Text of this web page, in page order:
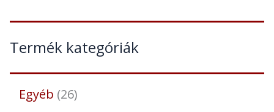
Termék kategóriák
Egyéb 26